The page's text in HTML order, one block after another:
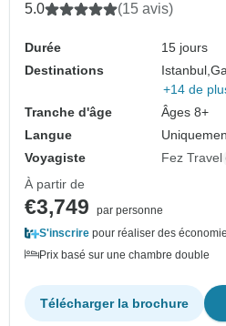
5.0 (15 avis)
Durée
15 jours
Destinations
Istanbul,
+14 de
Tranche d'âge
Âges 8+
Langue
Voyagiste
Fez Travel
À partir de
€3,749
par personne
S'inscrire pour réaliser des
Prix basé sur une chambre double
Télécharger la brochure